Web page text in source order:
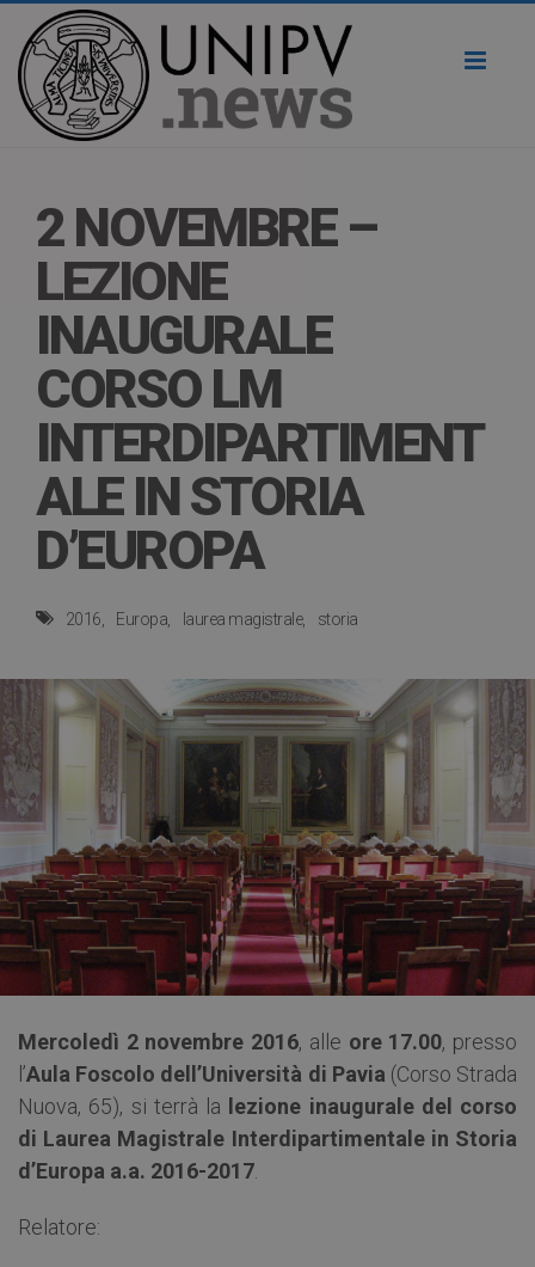
2 NOVEMBRE –
LEZIONE
INAUGURALE
CORSO LM
INTERDIPARTIMENT
ALE IN STORIA
D’EUROPA
2016 Europa laurea magistrale storia
Mercoledì 2 novembre 2016, alle ore 17.00, presso
l’Aula Foscolo dell’Università di Pavia (Corso Strada
Nuova, 65), si terrà la lezione inaugurale del corso
di Laurea Magistrale Interdipartimentale in Storia
d’Europa a.a. 2016-2017
Relatore: